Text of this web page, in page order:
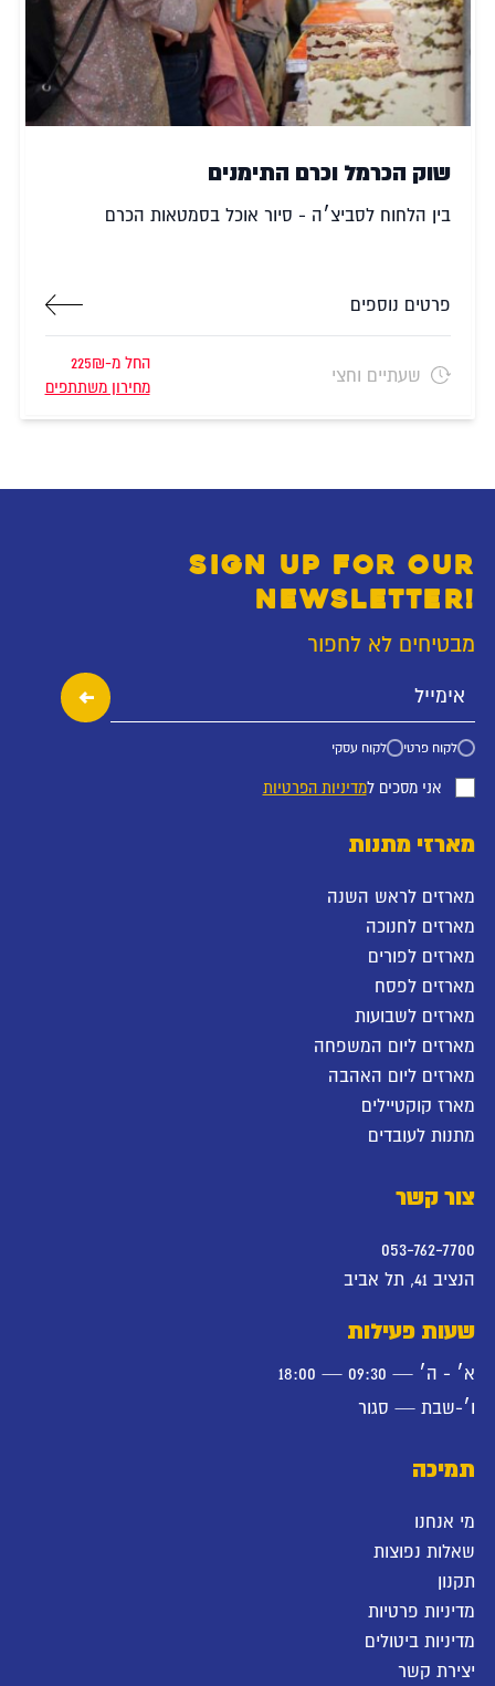
שוק הכרמל וכרם התימנים
בין הלחוח לסביצ׳ה - סיור אוכל בסמטאות הכרם
פרטים נוספים
שעתיים וחצי
החל מ-225₪
מחירון משתתפים
SIGN UP FOR OUR
NEWSLETTER!
מבטיחים לא לחפור
לקוח פרטי לקוח עסקי
אני מסכים למדיניות הפרטיות
מארזי מתנות
מארזים לראש השנה
מארזים לחנוכה
מארזים לפורים
מארזים לפסח
מארזים לשבועות
מארזים ליום המשפחה
מארזים ליום האהבה
מארז קוקטיילים
מתנות לעובדים
צור קשר
053-762-7700
הנציב 41, תל אביב
שעות פעילות
א׳ - ה׳ — 09:30 — 18:00
ו׳-שבת — סגור
תמיכה
מי אנחנו
שאלות נפוצות
תקנון
מדיניות פרטיות
מדיניות ביטולים
יצירת קשר